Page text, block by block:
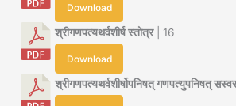
Download
श्रीगणपत्यथर्वशीर्ष स्तोत्र| 16
Download
श्रीगणपत्यथर्वशीर्षोपनिषत् गणपत्युपनिषत्